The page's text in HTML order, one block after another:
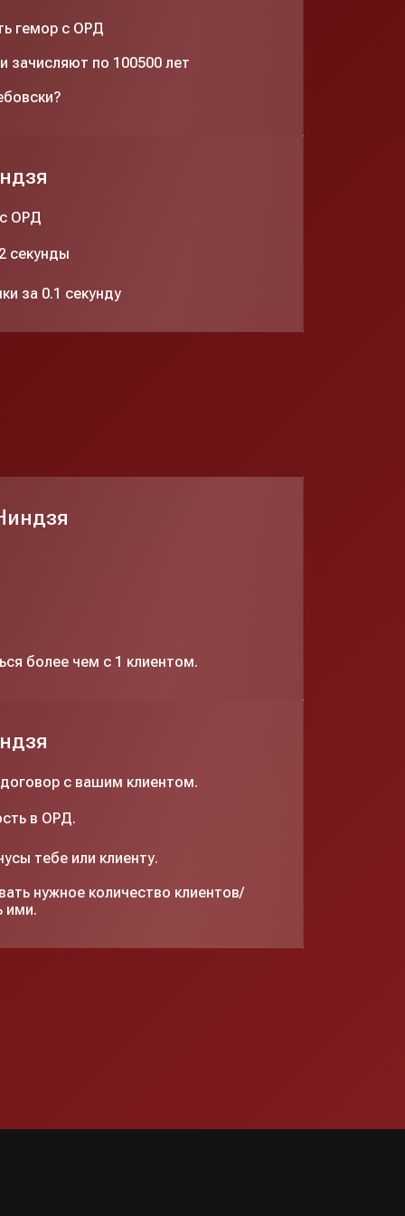
гемор с ОРД
зачисляют по 100500 лет
ОРД
секунды
за 0.1 секунду
более чем с 1 клиентом.
с вашим клиентом.
в ОРД.
тебе или клиенту.
нужное количество клиентов/
ими.